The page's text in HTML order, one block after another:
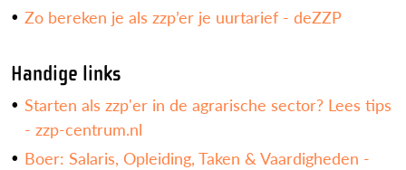
Zo bereken je als zzp’er je uurtarief - deZZP
Handige links
Starten als zzp'er in de agrarische sector? Lees tips
- zzp-centrum.nl
Boer: Salaris, Opleiding, Taken & Vaardigheden -